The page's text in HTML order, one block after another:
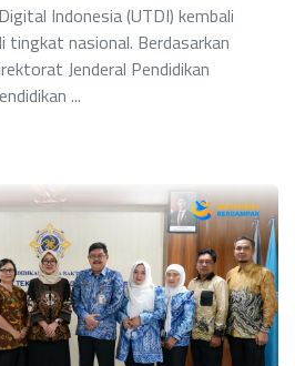
Indonesia (UTDI) kembali
tingkat nasional. Berdasarkan
Jenderal Pendidikan
...